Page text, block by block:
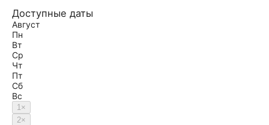
Доступные даты
Август
Пн
Вт
Ср
Чт
Пт
Сб
Вс
1×
2×